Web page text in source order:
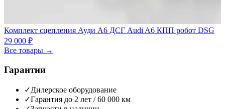
Комплект сцепления Ауди А6 ДСГ Audi A6 КПП робот DSG
29 000 ₽
Все товары →
Гарантии
✓Дилерское оборудование
✓Гарантия до 2 лет / 60 000 км